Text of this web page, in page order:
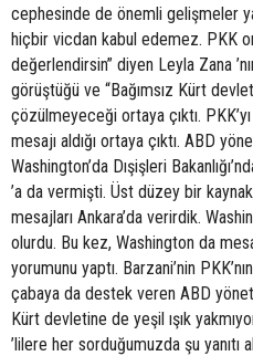
cephesinde de önemli gelişmeler
hiçbir vicdan kabul edemez. PKK
değerlendirsin” diyen Leyla Zana
görüştüğü ve “Bağımsız Kürt
çözülmeyeceği ortaya çıktı.
mesajı aldığı ortaya çıktı. ABD
Washington’da Dışişleri
’a da vermişti. Üst düzey bir
mesajları Ankara’da verirdik.
olurdu. Bu kez, Washington da
yorumunu yaptı. Barzani’nin
çabaya da destek veren ABD
Kürt devletine de yeşil ışık
’lilere her sorduğumuzda şu yanıtı